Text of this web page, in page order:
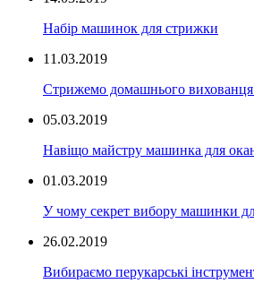
Набір машинок для стрижки
11.03.2019
Стрижемо домашнього вихованця
05.03.2019
Навіщо майстру машинка для
01.03.2019
У чому секрет вибору машинки
26.02.2019
Вибираємо перукарські